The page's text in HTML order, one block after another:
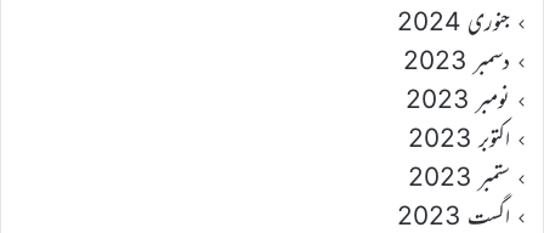
جنوری 2024
دسمبر 2023
نومبر 2023
اکتوبر 2023
ستمبر 2023
اگست 2023